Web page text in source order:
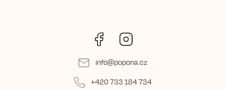
Facebook
info@popona.cz
+420 733 184 734